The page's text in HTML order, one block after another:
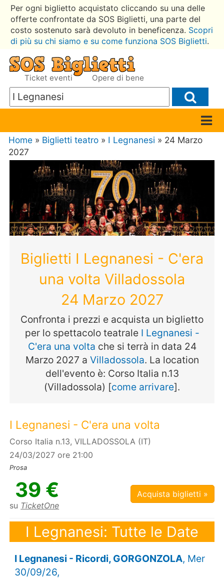
Per ogni biglietto acquistato cliccando su una delle
offerte confrontate da SOS Biglietti, una parte del
costo sostenuto sarà devoluto in beneficenza. Scopri
di più su chi siamo e su come funziona SOS Biglietti.
Ticket eventi Opere di bene
Home » Biglietti teatro » I Legnanesi » 24 Marzo
2027
Biglietti I Legnanesi - C'era
una volta Villadossola
24 Marzo 2027
Confronta i prezzi e acquista un biglietto
per lo spettacolo teatrale I Legnanesi -
C'era una volta che si terrà in data 24
Marzo 2027 a Villadossola. La location
dell'evento è: Corso Italia n.13
(Villadossola) [come arrivare].
I Legnanesi - C'era una volta
Corso Italia n.13, VILLADOSSOLA (IT)
24/03/2027 ore 21:00
Prosa
39 €
su TicketOne
Acquista biglietti »
I Legnanesi: Tutte le Date
I Legnanesi - Ricordi, GORGONZOLA, Mer
30/09/26,